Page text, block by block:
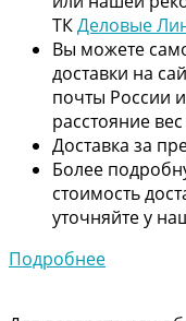
ТКДеловые
Вы можете
доставки на
почты России
расстояние
Доставка за
Более
стоимость
уточняйте у
Подробнее